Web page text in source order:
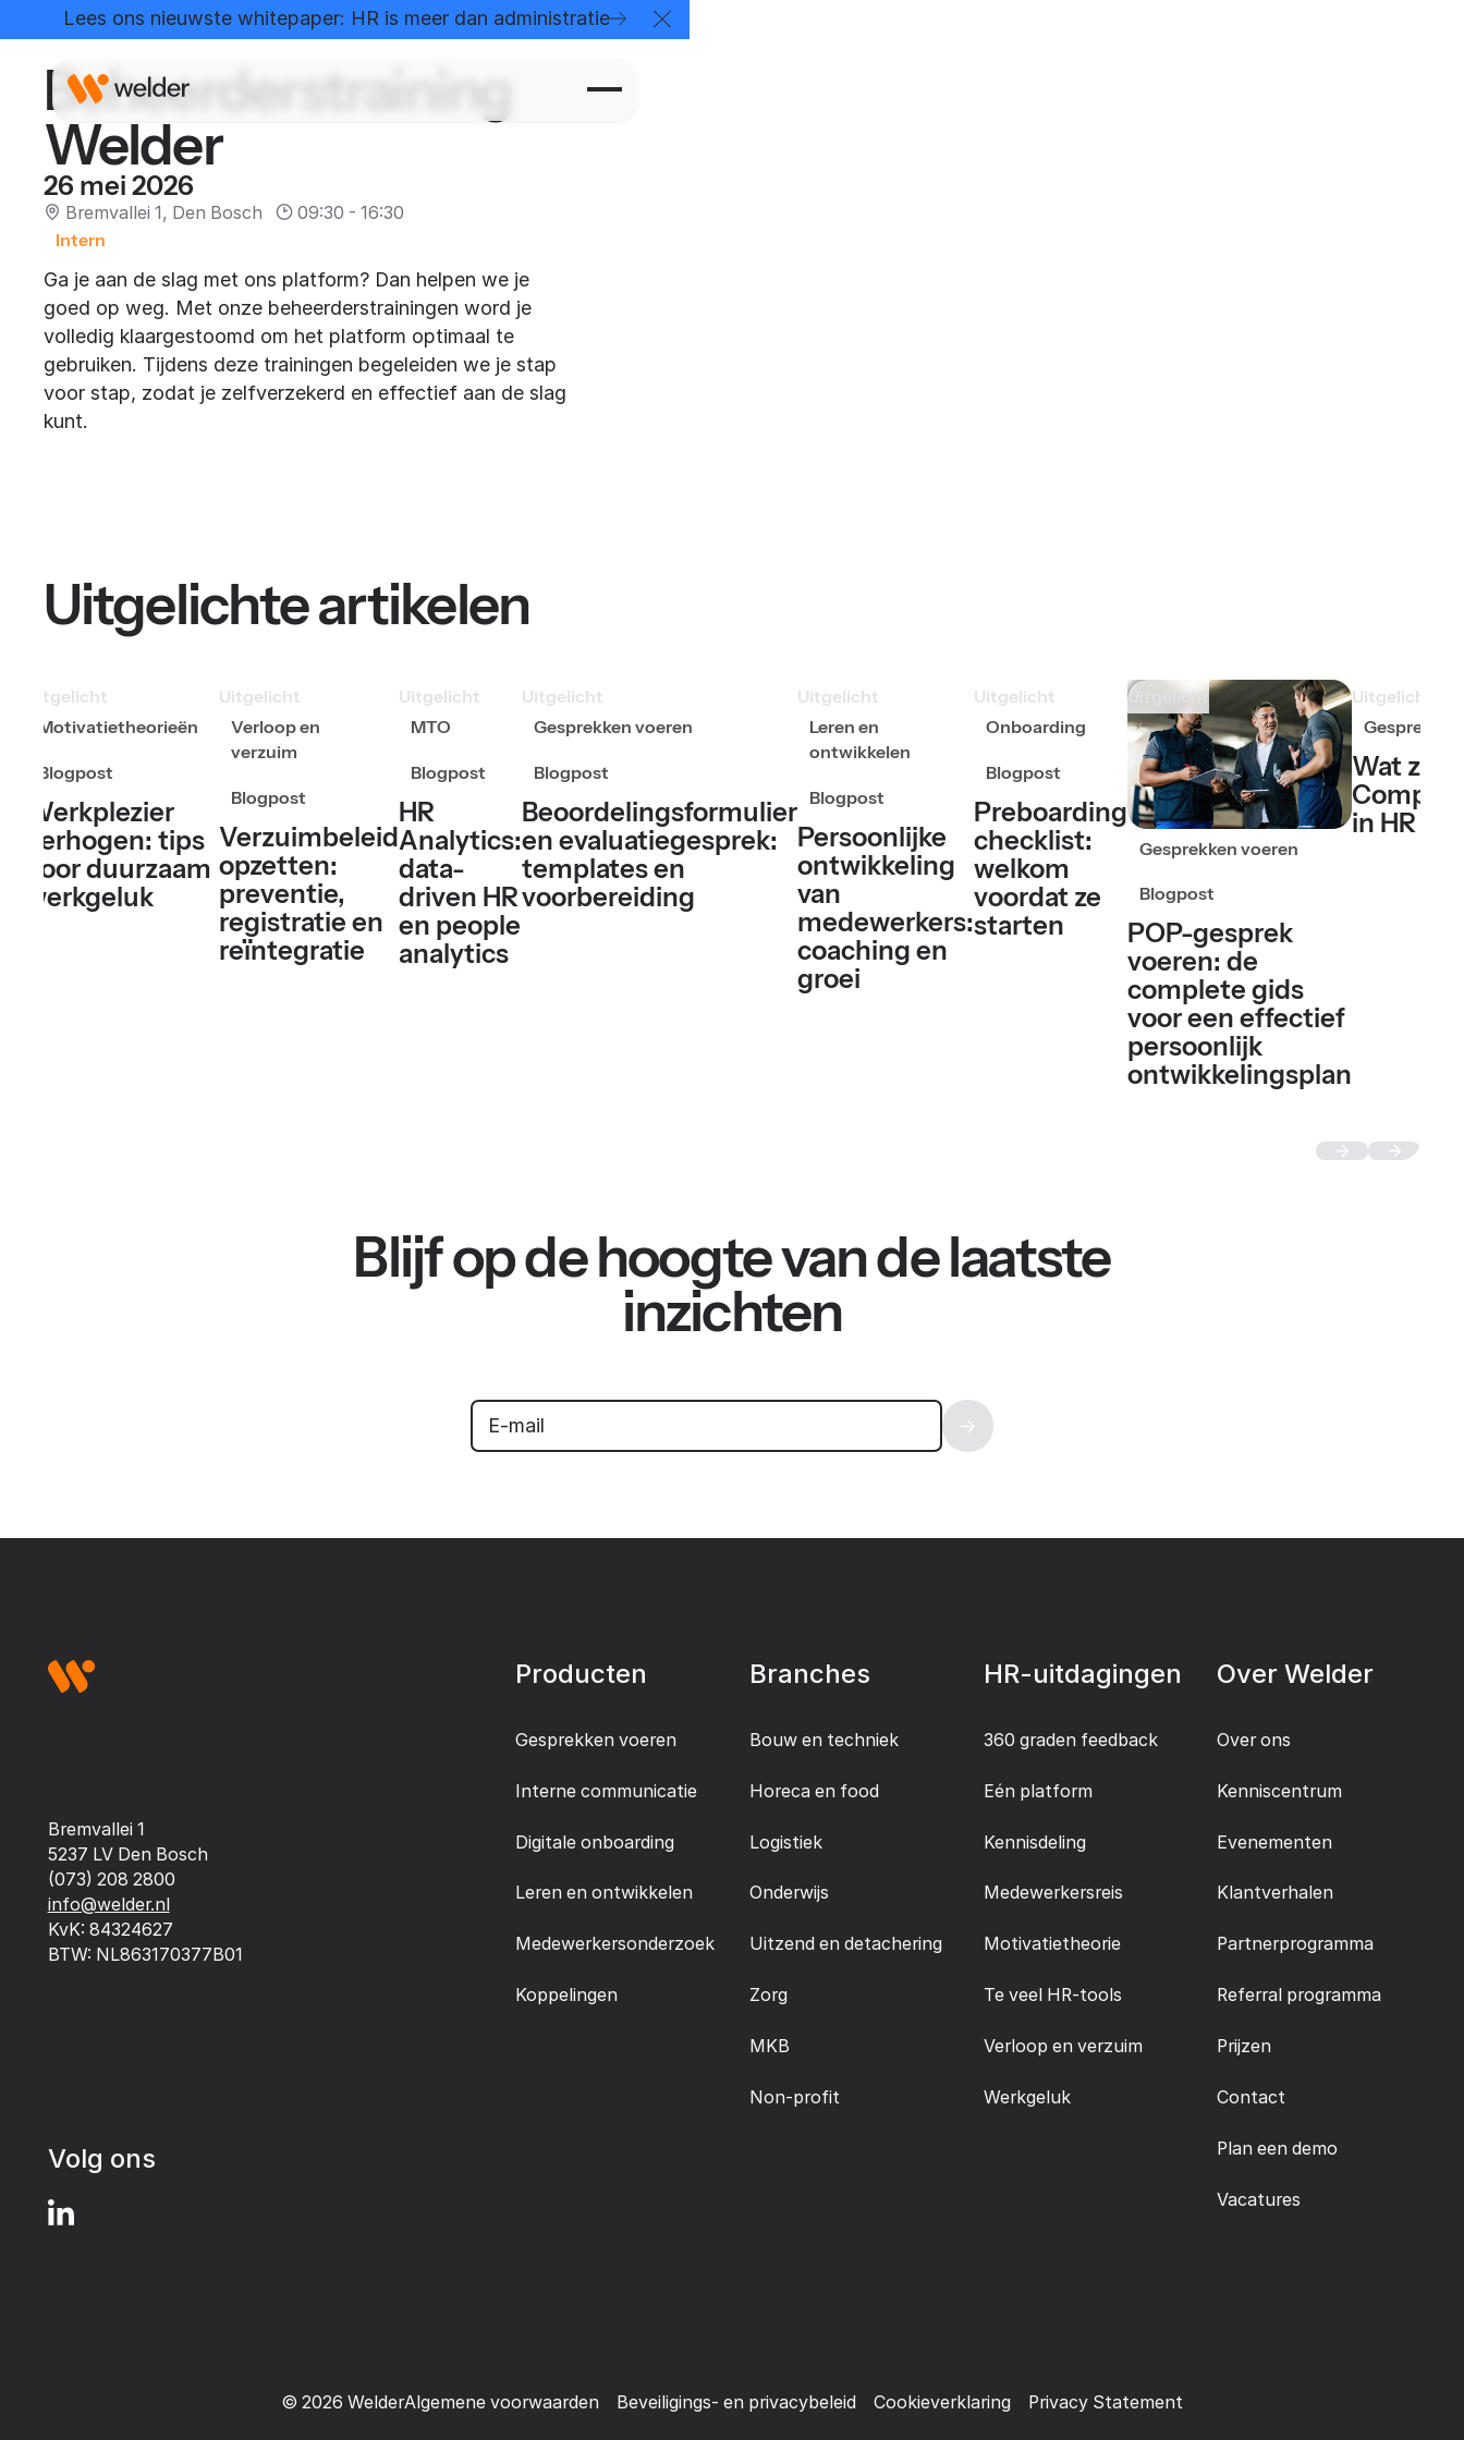
Lees ons nieuwste whitepaper: HR is meer dan administratie
Close Announcement Banner
Home Evenementen Beheerderstraining Welder
Beheerderstraining
Welder
26 mei 2026
Bremvallei 1, Den Bosch
09:30 - 16:30
Intern
Ga je aan de slag met ons platform? Dan helpen we je
goed op weg. Met onze beheerderstrainingen word je
volledig klaargestoomd om het platform optimaal te
gebruiken. Tijdens deze trainingen begeleiden we je stap
voor stap, zodat je zelfverzekerd en effectief aan de slag
kunt.
Uitgelichte artikelen
Uitgelicht
Motivatietheorieën
Blogpost
Werkplezier
verhogen: tips
voor duurzaam
werkgeluk
Uitgelicht
Verloop en
verzuim
Blogpost
Verzuimbeleid
opzetten:
preventie,
registratie en
reïntegratie
Uitgelicht
MTO
Blogpost
HR
Analytics:
data-
driven HR
en people
analytics
Uitgelicht
Gesprekken voeren
Blogpost
Beoordelingsformulier
en evaluatiegesprek:
templates en
voorbereiding
Uitgelicht
Leren en
ontwikkelen
Blogpost
Persoonlijke
ontwikkeling
van
medewerkers:
coaching en
groei
Uitgelicht
Onboarding
Blogpost
Preboarding
checklist:
welkom
voordat ze
starten
Uitgelicht
Gesprekken voeren
Blogpost
POP-gesprek
voeren: de
complete gids
voor een effectief
persoonlijk
ontwikkelingsplan
Uitgelicht
Wat zijn
in HR
Blijf op de hoogte van de laatste
inzichten
Bremvallei 1
5237 LV Den Bosch
(073) 208 2800
info@welder.nl
KvK: 84324627
BTW: NL863170377B01
Volg ons
Producten
Gesprekken voeren
Interne communicatie
Digitale onboarding
Leren en ontwikkelen
Medewerkersonderzoek
Koppelingen
Branches
Bouw en techniek
Horeca en food
Logistiek
Onderwijs
Uitzend en detachering
Zorg
MKB
Non-profit
HR-uitdagingen
360 graden feedback
Eén platform
Kennisdeling
Medewerkersreis
Motivatietheorie
Te veel HR-tools
Verloop en verzuim
Werkgeluk
Over Welder
Over ons
Kenniscentrum
Evenementen
Klantverhalen
Partnerprogramma
Referral programma
Prijzen
Contact
Plan een demo
Vacatures
© 2026 WelderAlgemene voorwaarden Beveiligings- en privacybeleid Cookieverklaring Privacy Statement